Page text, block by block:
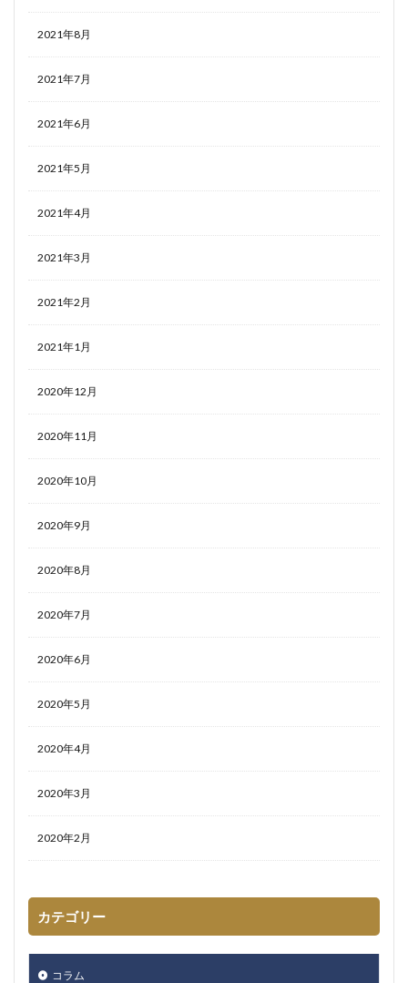
2021年8月
2021年7月
2021年6月
2021年5月
2021年4月
2021年3月
2021年2月
2021年1月
2020年12月
2020年11月
2020年10月
2020年9月
2020年8月
2020年7月
2020年6月
2020年5月
2020年4月
2020年3月
2020年2月
カテゴリー
コラム